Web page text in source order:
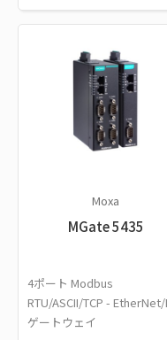
Moxa
MGate 5435
4ポート Modbus
RTU/ASCII/TCP - EtherNet/
ゲートウェイ